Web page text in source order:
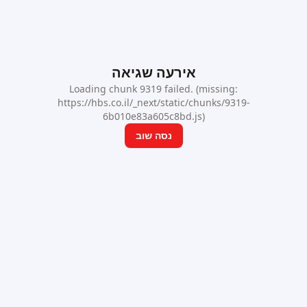
אירעה שגיאה
Loading chunk 9319 failed. (missing:
https://hbs.co.il/_next/static/chunks/9319-
6b010e83a605c8bd.js)